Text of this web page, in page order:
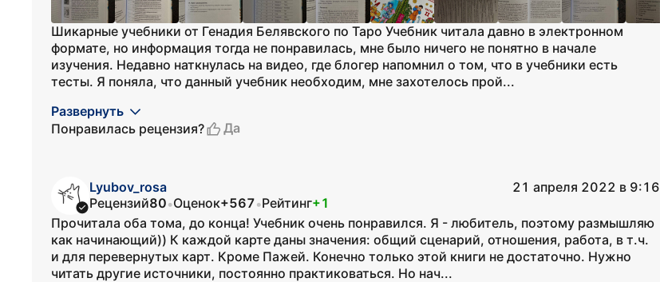
Шикарные учебники от Генадия Белявского по Таро Учебник читала давно в электронном
формате, но информация тогда не понравилась, мне было ничего не понятно в начале
изучения. Недавно наткнулась на видео, где блогер напомнил о том, что в учебники есть
тесты. Я поняла, что данный учебник необходим, мне захотелось прой...
Развернуть
Понравилась рецензия?
Да
Lyubov_rosa
21 апреля 2022 в 9:16
Рецензий80•Оценок+567•Рейтинг+1
Прочитала оба тома, до конца! Учебник очень понравился. Я - любитель, поэтому размышляю
как начинающий)) К каждой карте даны значения: общий сценарий, отношения, работа, в т.ч.
и для перевернутых карт. Кроме Пажей. Конечно только этой книги не достаточно. Нужно
читать другие источники, постоянно практиковаться. Но нач...